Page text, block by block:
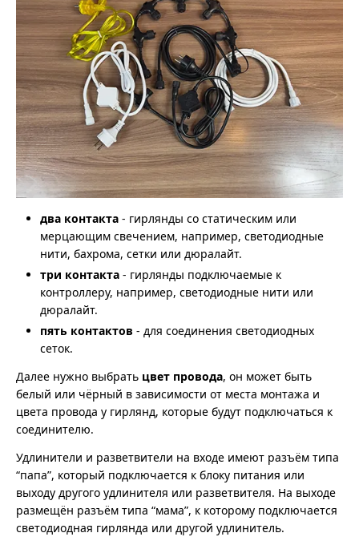
два контакта - гирлянды со статическим или
мерцающим свечением, например, светодиодные
нити, бахрома, сетки или дюралайт.
три контакта - гирлянды подключаемые к
контроллеру, например, светодиодные нити или
дюралайт.
пять контактов - для соединения светодиодных
сеток.
Далее нужно выбрать цвет провода, он может быть
белый или чёрный в зависимости от места монтажа и
цвета провода у гирлянд, которые будут подключаться к
соединителю.
Удлинители и разветвители на входе имеют разъём типа
“папа”, который подключается к блоку питания или
выходу другого удлинителя или разветвителя. На выходе
размещён разъём типа “мама”, к которому подключается
светодиодная гирлянда или другой удлинитель.